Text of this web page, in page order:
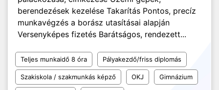
berendezések kezelése Takarítás Pontos, precíz
munkavégzés a borász utasításai alapján
Versenyképes fizetés Barátságos, rendezett...
Teljes munkaidő 8 óra Pályakezdő/friss diplomás
Szakiskola / szakmunkás képző OKJ Gimnázium